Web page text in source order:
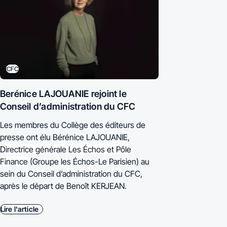
CFC
Berénice LAJOUANIE rejoint le
Conseil d’administration du CFC
Les membres du Collège des éditeurs de
presse ont élu Bérénice LAJOUANIE,
Directrice générale Les Échos et Pôle
Finance (Groupe les Échos-Le Parisien) au
sein du Conseil d’administration du CFC,
après le départ de Benoît KERJEAN.
Lire l'article